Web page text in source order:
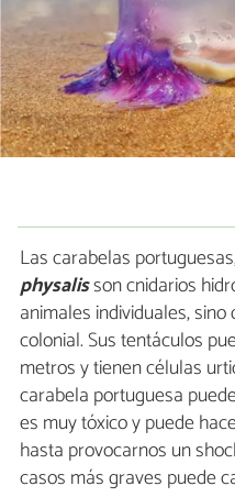
Las carabelas
physalisson cnidarios
animales individuales,
colonial. Sus tentáculos
metros y tienen células
carabela portuguesa
es muy tóxico y puede
hasta provocarnos un
casos más graves puede